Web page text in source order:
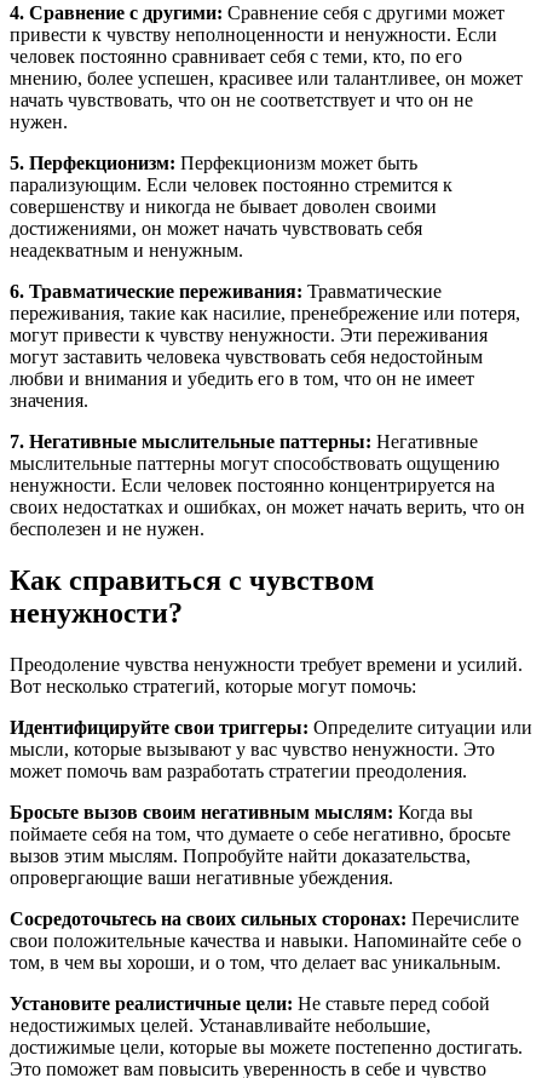
4. Сравнение с другими: Сравнение себя с другими может
привести к чувству неполноценности и ненужности. Если
человек постоянно сравнивает себя с теми, кто, по его
мнению, более успешен, красивее или талантливее, он может
начать чувствовать, что он не соответствует и что он не
нужен.
5. Перфекционизм: Перфекционизм может быть
парализующим. Если человек постоянно стремится к
совершенству и никогда не бывает доволен своими
достижениями, он может начать чувствовать себя
неадекватным и ненужным.
6. Травматические переживания: Травматические
переживания, такие как насилие, пренебрежение или потеря,
могут привести к чувству ненужности. Эти переживания
могут заставить человека чувствовать себя недостойным
любви и внимания и убедить его в том, что он не имеет
значения.
7. Негативные мыслительные паттерны: Негативные
мыслительные паттерны могут способствовать ощущению
ненужности. Если человек постоянно концентрируется на
своих недостатках и ошибках, он может начать верить, что он
бесполезен и не нужен.
Как справиться с чувством
ненужности?
Преодоление чувства ненужности требует времени и усилий.
Вот несколько стратегий, которые могут помочь:
Идентифицируйте свои триггеры: Определите ситуации или
мысли, которые вызывают у вас чувство ненужности. Это
может помочь вам разработать стратегии преодоления.
Бросьте вызов своим негативным мыслям: Когда вы
поймаете себя на том, что думаете о себе негативно, бросьте
вызов этим мыслям. Попробуйте найти доказательства,
опровергающие ваши негативные убеждения.
Сосредоточьтесь на своих сильных сторонах: Перечислите
свои положительные качества и навыки. Напоминайте себе о
том, в чем вы хороши, и о том, что делает вас уникальным.
Установите реалистичные цели: Не ставьте перед собой
недостижимых целей. Устанавливайте небольшие,
достижимые цели, которые вы можете постепенно достигать.
Это поможет вам повысить уверенность в себе и чувство